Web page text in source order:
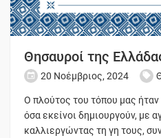
Θησαυροί της
20 Νοέμβριος, 2024
Ο πλούτος του τόπου μας ήταν
όσα εκείνοι δημιουργούν, με
καλλιεργώντας τη γη τους,